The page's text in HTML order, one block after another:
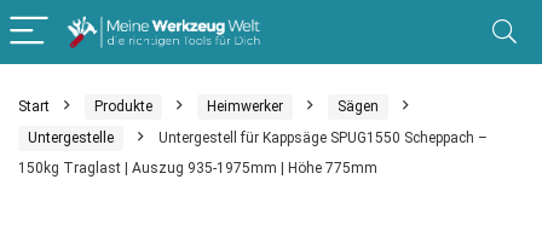
Start Produkte Heimwerker
Sägen
Untergestelle
Untergestell für Kappsäge SPUG1550 Scheppach –
150kg Traglast | Auszug 935-1975mm | Höhe 775mm